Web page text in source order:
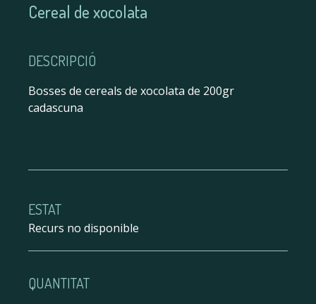
Cereal de xocolata
DESCRIPCIÓ
Bosses de cereals de xocolata de 200gr
cadascuna
ESTAT
Recurs no disponible
QUANTITAT